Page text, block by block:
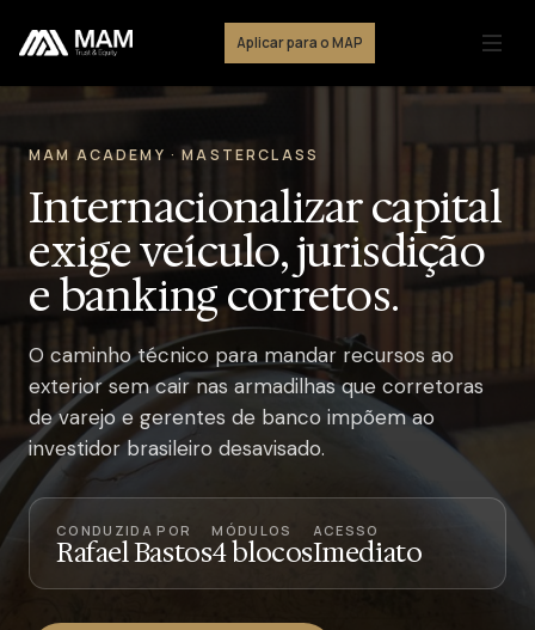
Aplicar para o MAP
MAM ACADEMY · MASTERCLASS
Internacionalizar capital
exige veículo, jurisdição
e banking corretos.
O caminho técnico para mandar recursos ao
exterior sem cair nas armadilhas que corretoras
de varejo e gerentes de banco impõem ao
investidor brasileiro desavisado.
CONDUZIDA POR
Rafael Bastos
MÓDULOS
4 blocos
ACESSO
Imediato